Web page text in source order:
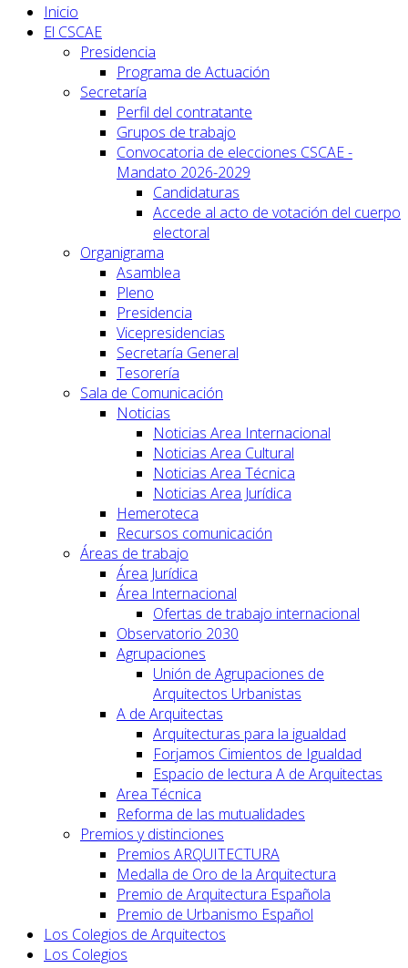
Inicio
El CSCAE
Presidencia
Programa de Actuación
Secretaría
Perfil del contratante
Grupos de trabajo
Convocatoria de elecciones CSCAE -
Mandato 2026-2029
Candidaturas
Accede al acto de votación del cuerpo
electoral
Organigrama
Asamblea
Pleno
Presidencia
Vicepresidencias
Secretaría General
Tesorería
Sala de Comunicación
Noticias
Noticias Area Internacional
Noticias Area Cultural
Noticias Area Técnica
Noticias Area Jurídica
Hemeroteca
Recursos comunicación
Áreas de trabajo
Área Jurídica
Área Internacional
Ofertas de trabajo internacional
Observatorio 2030
Agrupaciones
Unión de Agrupaciones de
Arquitectos Urbanistas
A de Arquitectas
Arquitecturas para la igualdad
Forjamos Cimientos de Igualdad
Espacio de lectura A de Arquitectas
Area Técnica
Reforma de las mutualidades
Premios y distinciones
Premios ARQUITECTURA
Medalla de Oro de la Arquitectura
Premio de Arquitectura Española
Premio de Urbanismo Español
Los Colegios de Arquitectos
Los Colegios